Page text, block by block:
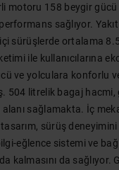
motoru 158 beygir
sağlıyor.
sürüşlerde ortalama
ile kullanıcılarına
ve yolculara konforlu
504 litrelik bagaj
sağlamakta. İç
sürüş
eğlence sistemi ve
kalmasını da sağlıyor.